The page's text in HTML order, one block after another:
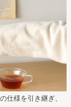
仕様を引き継ぎ、